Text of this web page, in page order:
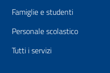
Famiglie e studenti
Personale scolastico
Tutti i servizi